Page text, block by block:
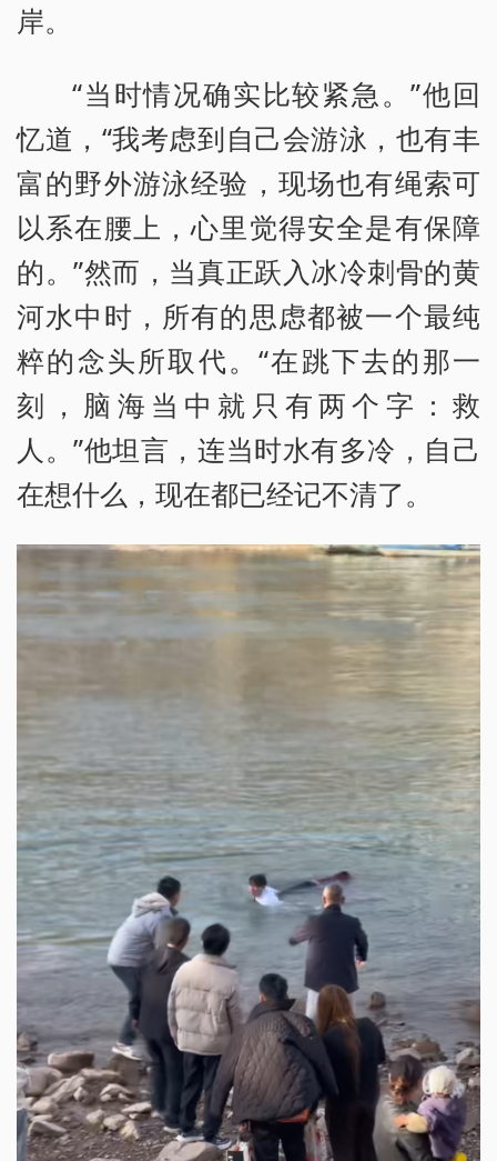
岸。
“当时情况确实比较紧急。”他回
忆道，“我考虑到自己会游泳，也有丰
富的野外游泳经验，现场也有绳索可
以系在腰上，心里觉得安全是有保障
的。”然而，当真正跃入冰冷刺骨的黄
河水中时，所有的思虑都被一个最纯
粹的念头所取代。“在跳下去的那一
刻，脑海当中就只有两个字：救
人。”他坦言，连当时水有多冷，自己
在想什么，现在都已经记不清了。